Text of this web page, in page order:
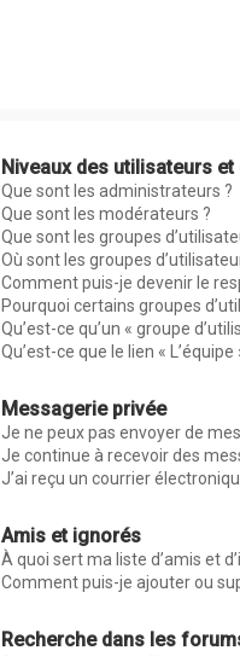
Niveaux des utilisateurs
Que sont les administrateurs ?
Que sont les modérateurs ?
Que sont les groupes
Où sont les groupes
Comment puis-je devenir le
Pourquoi certains groupes
Qu’est-ce qu’un « groupe
Qu’est-ce que le lien « L’équipe
Messagerie privée
Je ne peux pas envoyer de
Je continue à recevoir des
J’ai reçu un courrier
Amis et ignorés
À quoi sert ma liste d’amis et
Comment puis-je ajouter ou
Recherche dans les